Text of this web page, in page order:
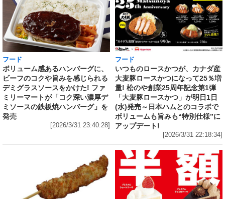
フード
ボリューム感あるハンバーグに、
ビーフのコクや旨みを感じられる
デミグラスソースをかけた! ファ
ミリーマートが「コク深い濃厚デ
ミソースの鉄板焼ハンバーグ」を
発売
[2026/3/31 23:40:28]
フード
いつものロースかつが、カナダ産
大麦豚ロースかつになって25％増
量! 松のや創業25周年記念第1弾
「大麦豚ロースかつ」が明日1日
(水)発売～日本ハムとのコラボで
ボリュームも旨みも“特別仕様”に
アップデート!
[2026/3/31 22:18:34]